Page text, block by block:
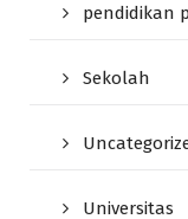
pendidikan
Sekolah
Universitas